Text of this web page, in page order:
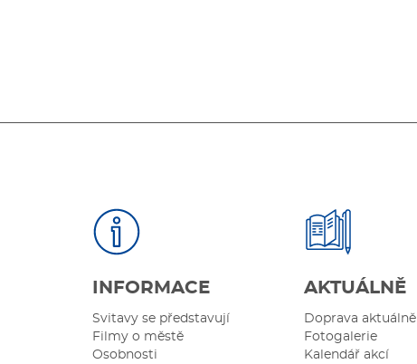
INFORMACE
Svitavy se představují
Filmy o městě
Osobnosti
AKTUÁLNĚ
Doprava aktuálně
Fotogalerie
Kalendář akcí